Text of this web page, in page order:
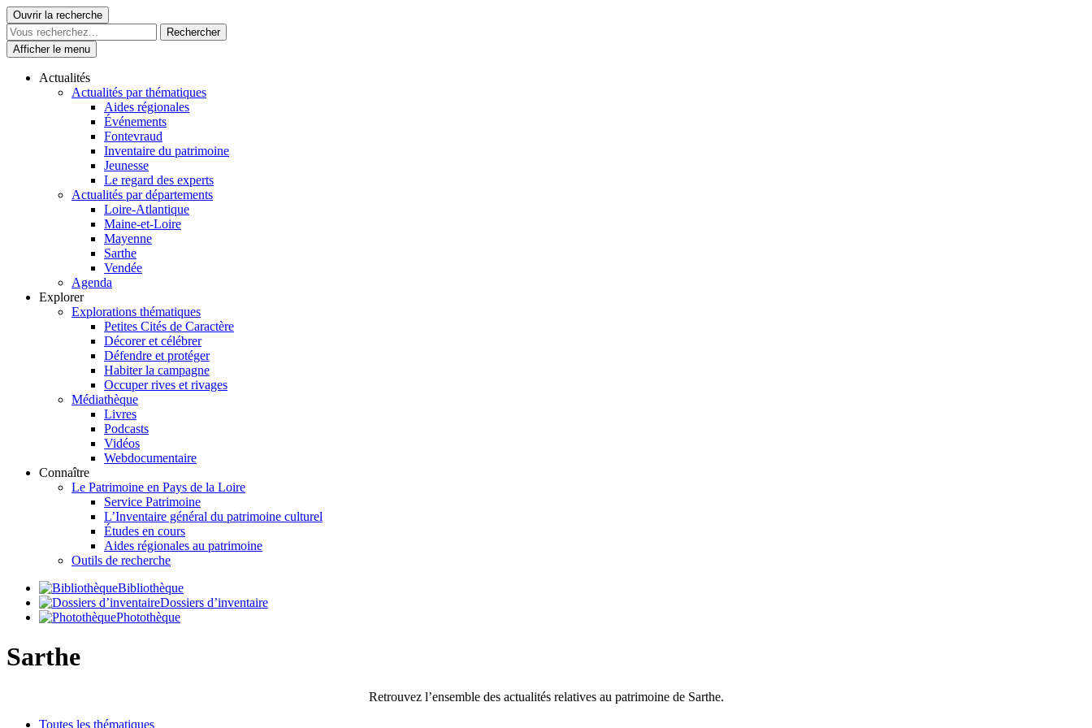
Skip
to
content
Le Patrimoine se vit ici
Ouvrir la recherche
Afficher le menu
Actualités
Actualités par thématiques
Aides régionales
Événements
Fontevraud
Inventaire du patrimoine
Jeunesse
Le regard des experts
Actualités par départements
Loire-Atlantique
Maine-et-Loire
Mayenne
Sarthe
Vendée
Agenda
Explorer
Explorations thématiques
Petites Cités de Caractère
Décorer et célébrer
Défendre et protéger
Habiter la campagne
Occuper rives et rivages
Médiathèque
Livres
Podcasts
Vidéos
Webdocumentaire
Connaître
Le Patrimoine en Pays de la Loire
Service Patrimoine
L’Inventaire général du patrimoine culturel
Études en cours
Aides régionales au patrimoine
Outils de recherche
Bibliothèque
Dossiers d’inventaire
Photothèque
Sarthe
Retrouvez l’ensemble des actualités relatives au patrimoine de Sarthe.
Toutes les thématiques